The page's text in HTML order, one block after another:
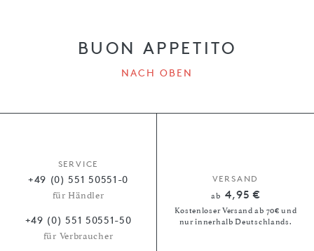
BUON APPETITO
NACH OBEN
SERVICE
+49 (0) 551 50551-0
für Händler
+49 (0) 551 50551-50
für Verbraucher
VERSAND
ab 4,95 €
Kostenloser Versand ab 70€ und
nur innerhalb Deutschlands.